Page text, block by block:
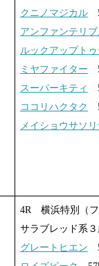
クニノマジカル
アンファンテリ
ルックアップト
ミヤファイター
スーパーキティ
ココリハクタク
メイショウサソ
4R 横浜特別（
サラブレッド系
グレートヒエン